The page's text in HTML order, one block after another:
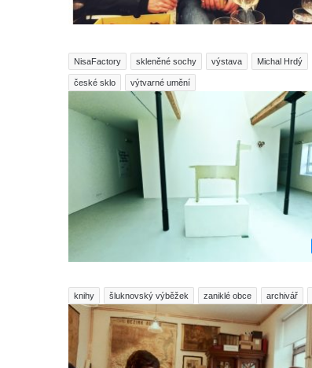
NisaFactory skleněné sochy výstava Michal Hrdý
české sklo výtvarné umění
knihy šluknovský výběžek zaniklé obce archivář